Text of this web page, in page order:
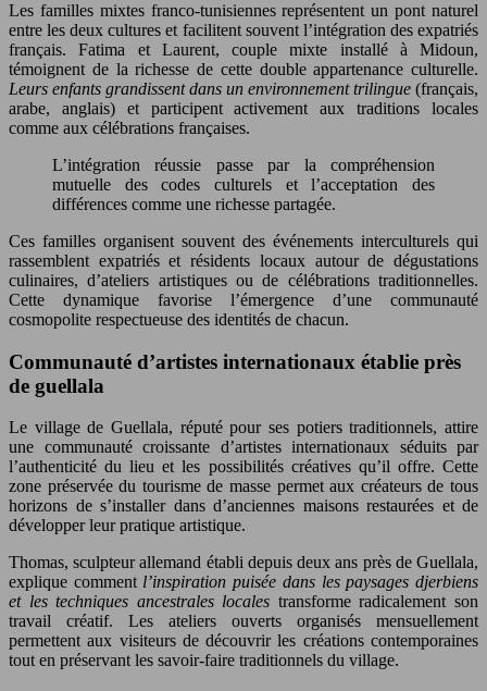
Les familles mixtes franco-tunisiennes représentent un pont naturel
entre les deux cultures et facilitent souvent l’intégration des expatriés
français. Fatima et Laurent, couple mixte installé à Midoun,
témoignent de la richesse de cette double appartenance culturelle.
Leurs enfants grandissent dans un environnement trilingue (français,
arabe, anglais) et participent activement aux traditions locales
comme aux célébrations françaises.
L’intégration réussie passe par la compréhension
mutuelle des codes culturels et l’acceptation des
différences comme une richesse partagée.
Ces familles organisent souvent des événements interculturels qui
rassemblent expatriés et résidents locaux autour de dégustations
culinaires, d’ateliers artistiques ou de célébrations traditionnelles.
Cette dynamique favorise l’émergence d’une communauté
cosmopolite respectueuse des identités de chacun.
Communauté d’artistes internationaux établie près
de guellala
Le village de Guellala, réputé pour ses potiers traditionnels, attire
une communauté croissante d’artistes internationaux séduits par
l’authenticité du lieu et les possibilités créatives qu’il offre. Cette
zone préservée du tourisme de masse permet aux créateurs de tous
horizons de s’installer dans d’anciennes maisons restaurées et de
développer leur pratique artistique.
Thomas, sculpteur allemand établi depuis deux ans près de Guellala,
explique comment l’inspiration puisée dans les paysages djerbiens
et les techniques ancestrales locales transforme radicalement son
travail créatif. Les ateliers ouverts organisés mensuellement
permettent aux visiteurs de découvrir les créations contemporaines
tout en préservant les savoir-faire traditionnels du village.